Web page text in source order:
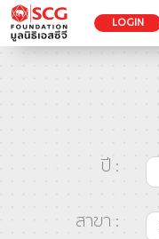
LOGIN
ปี :
สาขา :